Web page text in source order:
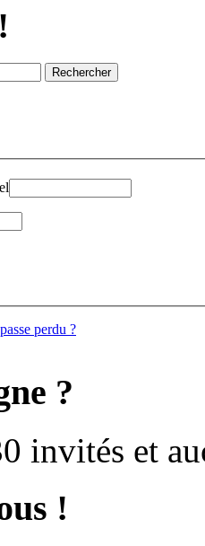
perdu ?
?
invités et
!